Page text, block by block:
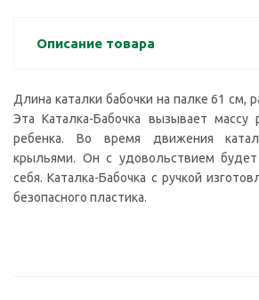
Описание товара
Длина каталки бабочки на палке 61 см,
Эта Каталка-Бабочка вызывает
ребенка. Во время движения
крыльями. Он с удовольствием
себя. Каталка-Бабочка с ручкой
безопасного пластика.